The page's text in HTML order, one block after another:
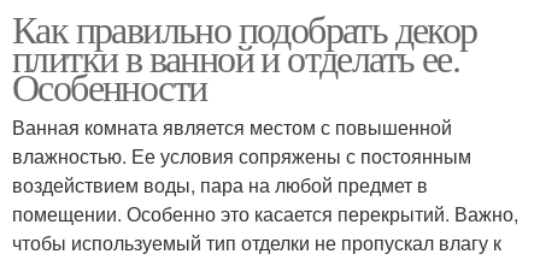
Как правильно подобрать декор
плитки в ванной и отделать ее.
Особенности
Ванная комната является местом с повышенной
влажностью. Ее условия сопряжены с постоянным
воздействием воды, пара на любой предмет в
помещении. Особенно это касается перекрытий. Важно,
чтобы используемый тип отделки не пропускал влагу к